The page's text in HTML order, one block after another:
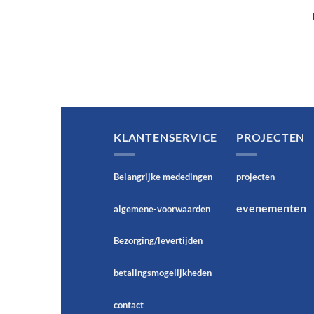
KLANTENSERVICE
Belangrijke mededingen
algemene-voorwaarden
Bezorging/levertijden
betalingsmogelijkheden
contact
PROJECTEN
projecten
evenementen